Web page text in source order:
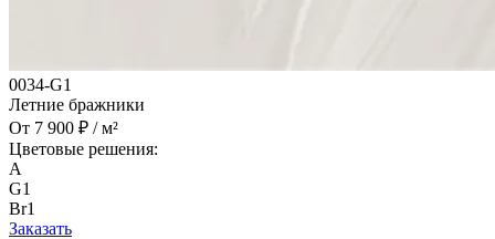
0034-G1
Летние бражники
От 7 900 ₽ / м²
Цветовые решения:
A
G1
Br1
Заказать